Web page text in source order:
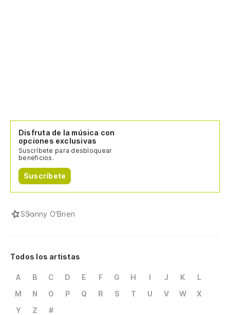
Disfruta de la música con
opciones exclusivas
Suscríbete para desbloquear
beneficios.
Suscríbete
SSonny O'Brien
Todos los artistas
A B C D E F G H I J K
L
M
N O P Q R S T U V W
X
Y
Z #